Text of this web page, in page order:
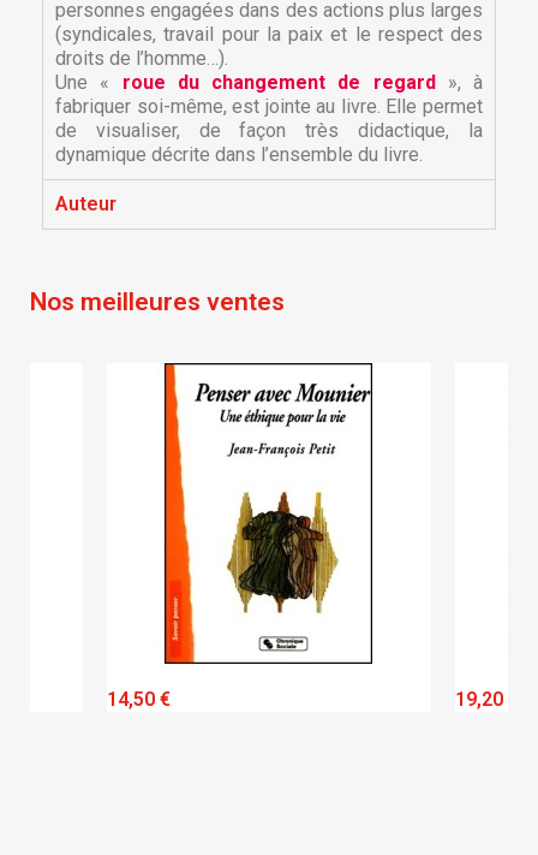
Créer une liste d'envies ×
Annuler Créer une liste d'envies
Connexion
à votre liste d'envies.
personnes engagées dans des actions plus larges
(syndicales, travail pour la paix et le respect des
droits de l’homme…).
Une « roue du changement de regard», à
fabriquer soi-même, est jointe au livre. Elle permet
de visualiser, de façon très didactique, la
dynamique décrite dans l’ensemble du livre.
Auteur
Nos meilleures ventes
14,50 € 19,20 €